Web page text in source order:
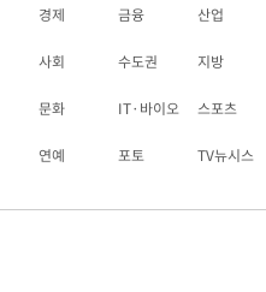
경제 금융 산업
사회 수도권 지방
문화 IT·바이오 스포츠
연예 포토 TV뉴시스